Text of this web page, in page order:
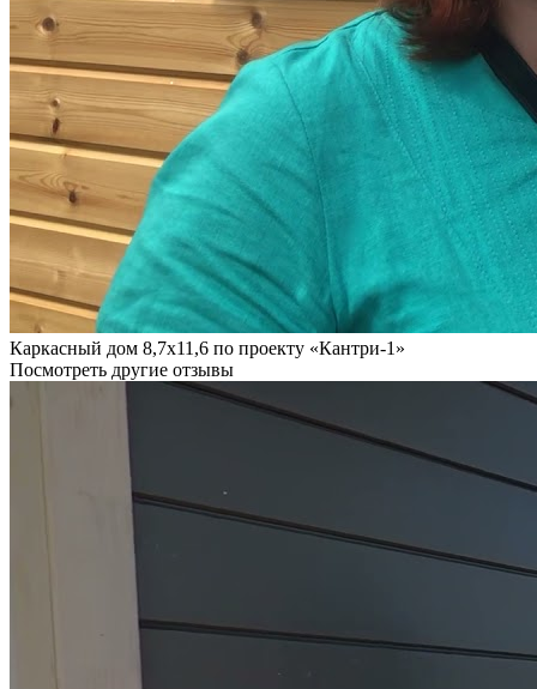
Каркасный дом 8,7х11,6 по проекту «Кантри-1»
Посмотреть другие отзывы